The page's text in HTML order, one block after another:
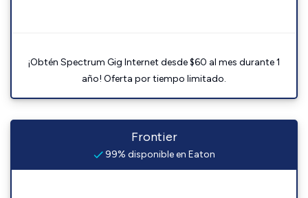
¡Obtén Spectrum Gig Internet desde $60 al mes durante 1
año! Oferta por tiempo limitado.
Frontier
99% disponible en Eaton